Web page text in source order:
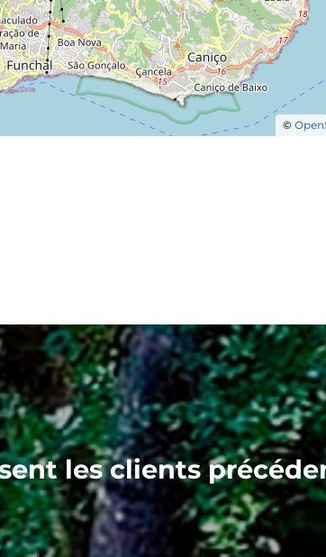
©
les clients